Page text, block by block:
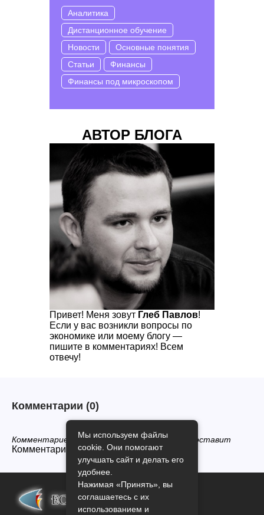
Аналитика
Дистанционное обучение
Новости
Основные понятия
Статьи
Финансы
Финансы под микроскопом
АВТОР БЛОГА
Привет! Меня зовут Глеб Павлов!
Если у вас возникли вопросы по
экономике или моему блогу —
пишите в комментариях! Всем
отвечу!
Комментарии (0)
Комментариев нет, будьте первым кто его оставит
Комментарии закрыты.
Мы используем файлы
cookie. Они помогают
улучшать сайт и делать его
удобнее.
Нажимая «Принять», вы
соглашаетесь с их
использованием и